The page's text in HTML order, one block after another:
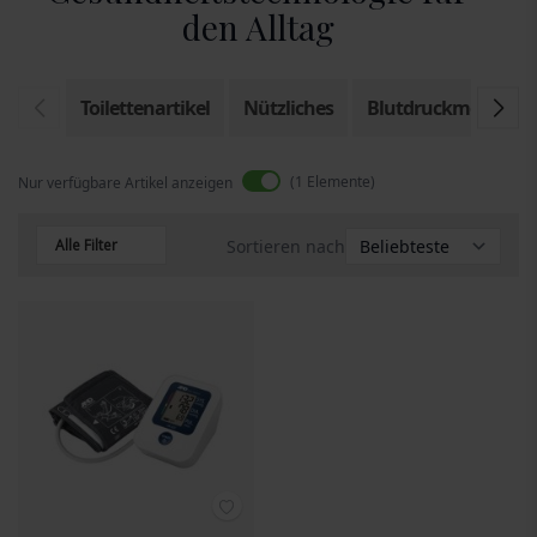
den Alltag
Toilettenartikel Nützliches
Nur verfügbare Artikel anzeigen 1 Elemente
Alle Filter Sortieren nach